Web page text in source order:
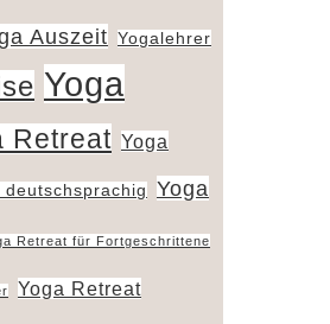
Auszeit Yogalehrer
Yoga
Retreat Yoga
deutschsprachig
Yoga
Retreat für Fortgeschrittene
Yoga Retreat